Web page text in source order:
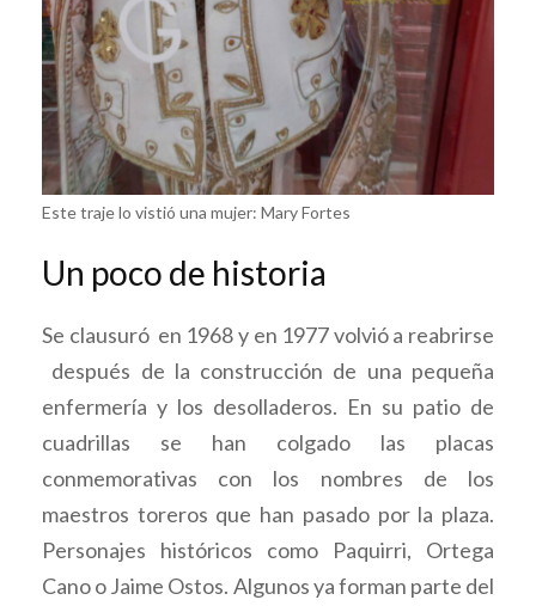
Este traje lo vistió una mujer: Mary Fortes
Un poco de historia
Se clausuró en 1968 y en 1977 volvió a reabrirse
después de la construcción de una pequeña
enfermería y los desolladeros. En su patio de
cuadrillas se han colgado las placas
conmemorativas con los nombres de los
maestros toreros que han pasado por la plaza.
Personajes históricos como Paquirri, Ortega
Cano o Jaime Ostos. Algunos ya forman parte del